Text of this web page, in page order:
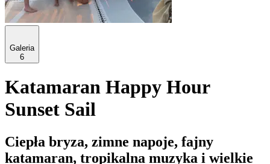
Galeria
6
Katamaran Happy Hour
Sunset Sail
Ciepła bryza, zimne napoje, fajny
katamaran, tropikalna muzyka i wielkie